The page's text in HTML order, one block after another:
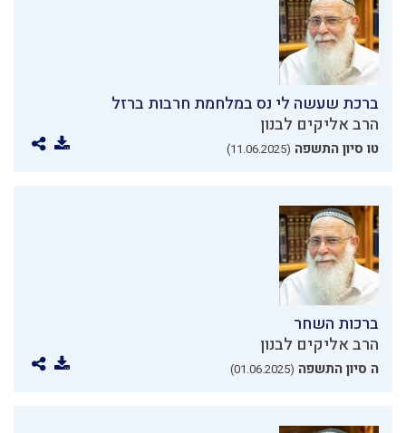
ברכת שעשה לי נס במלחמת חרבות ברזל
הרב אליקים לבנון
טו סיון התשפה (11.06.2025)
ברכות השחר
הרב אליקים לבנון
ה סיון התשפה (01.06.2025)